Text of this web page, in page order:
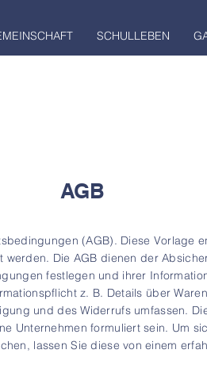
SCHULLEBEN
AGB
(AGB). Diese Vorlage
Die AGB dienen der
festlegen und ihrer
z. B. Details über
und des Widerrufs umfassen.
Unternehmen formuliert sein. Um
lassen Sie diese von einem